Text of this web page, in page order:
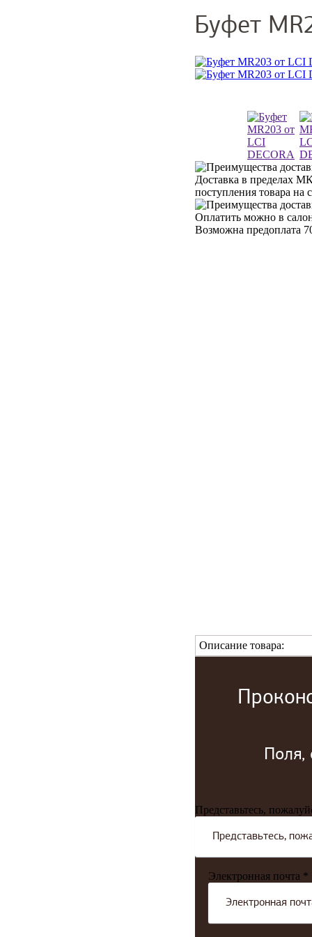
Буфет
Доставка в пределах
поступления товара на
Оплатить можно в
Возможна предоплата
Описание товара:
Поля,
Представьтесь,
Электронная почта *